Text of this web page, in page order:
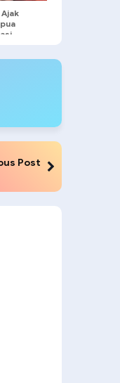
Post